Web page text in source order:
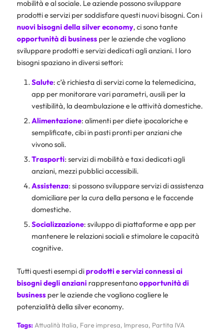
mobilità e al sociale. Le aziende possono sviluppare
prodotti e servizi per soddisfare questi nuovi bisogni. Con i
nuovi bisogni della silver economy, ci sono tante
opportunità di businessper le aziende che vogliono
sviluppare prodotti e servizi dedicati agli anziani. I loro
bisogni spaziano in diversi settori:
Salute: c’è richiesta di servizi come la telemedicina,
app per monitorare vari parametri, ausili per la
vestibilità, la deambulazione e le attività domestiche.
Alimentazione: alimenti per diete ipocaloriche e
semplificate, cibi in pasti pronti per anziani che
vivono soli.
Trasporti: servizi di mobilità e taxi dedicati agli
anziani, mezzi pubblici accessibili.
Assistenza: si possono sviluppare servizi di assistenza
domiciliare per la cura della persona e le faccende
domestiche.
Socializzazione: sviluppo di piattaforme e app per
mantenere le relazioni sociali e stimolare le capacità
cognitive.
Tutti questi esempi diprodotti e servizi connessi ai
bisogni degli anzianirappresentanoopportunità di
businessper le aziende che vogliono cogliere le
potenzialità della silver economy.
Tags:Attualità Italia, Fare impresa, Impresa, Partita IVA